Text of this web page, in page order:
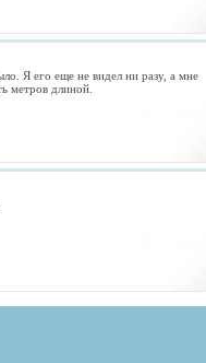
Я его еще не видел ни разу, а мне
метров длиной.